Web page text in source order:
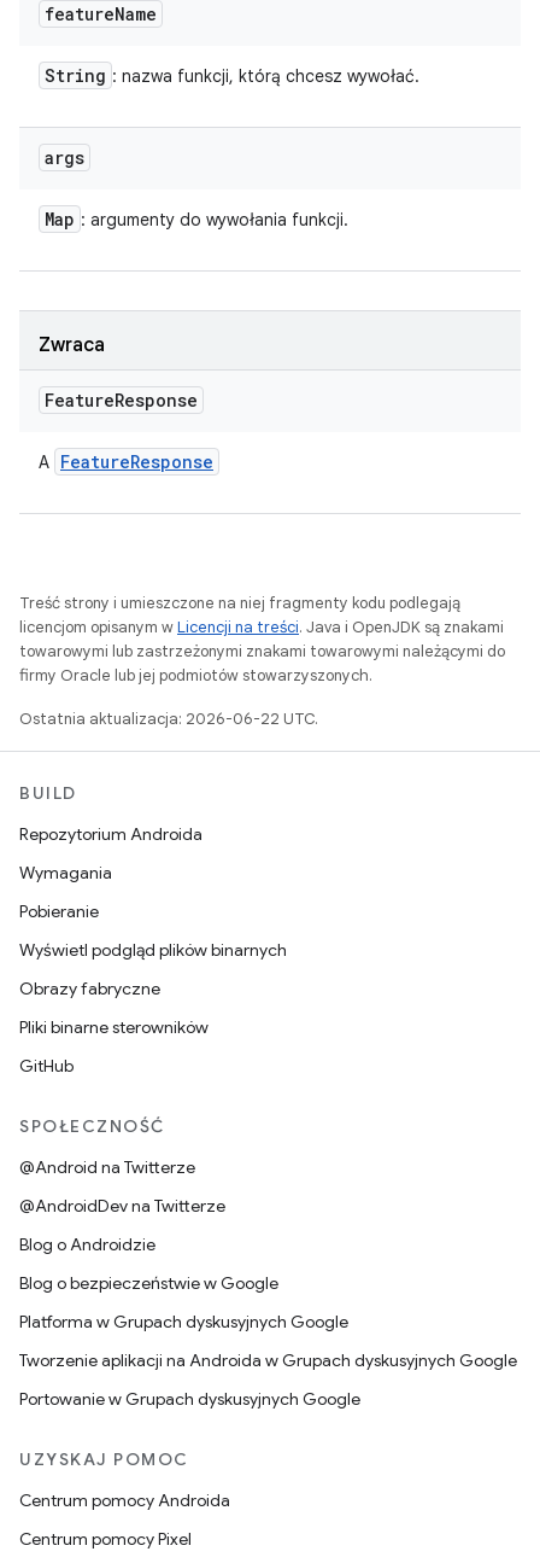
featureName
String : nazwa funkcji, którą chcesz wywołać.
args
Map : argumenty do wywołania funkcji.
Zwraca
FeatureResponse
A FeatureResponse
Treść strony i umieszczone na niej fragmenty kodu podlegają
licencjom opisanym wLicencji na treści. Java i OpenJDK są znakami
towarowymi lub zastrzeżonymi znakami towarowymi należącymi do
firmy Oracle lub jej podmiotów stowarzyszonych.
Ostatnia aktualizacja: 2026-06-22 UTC.
BUILD
Repozytorium Androida
Wymagania
Pobieranie
Wyświetl podgląd plików binarnych
Obrazy fabryczne
Pliki binarne sterowników
GitHub
SPOŁECZNOŚĆ
@Android na Twitterze
@AndroidDev na Twitterze
Blog o Androidzie
Blog o bezpieczeństwie w Google
Platforma w Grupach dyskusyjnych Google
Tworzenie aplikacji na Androida w Grupach dyskusyjnych Google
Portowanie w Grupach dyskusyjnych Google
UZYSKAJ POMOC
Centrum pomocy Androida
Centrum pomocy Pixel